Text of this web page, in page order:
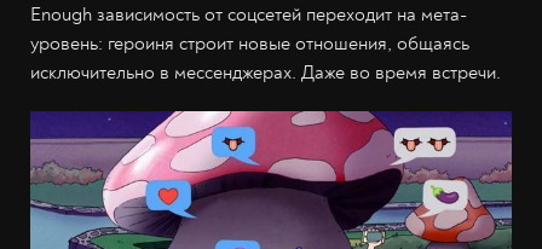
Enough зависимость от соцсетей переходит на мета-
уровень: героиня строит новые отношения, общаясь
исключительно в мессенджерах. Даже во время встречи.